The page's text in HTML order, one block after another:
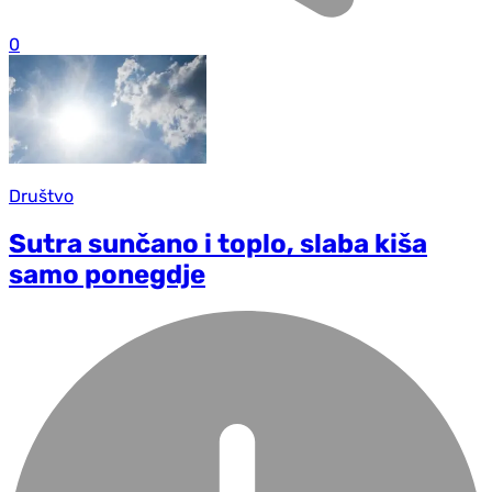
0
Društvo
Sutra sunčano i toplo, slaba kiša
samo ponegdje